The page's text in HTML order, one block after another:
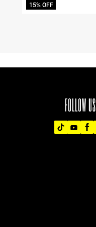
15% OFF
FOLLOW US